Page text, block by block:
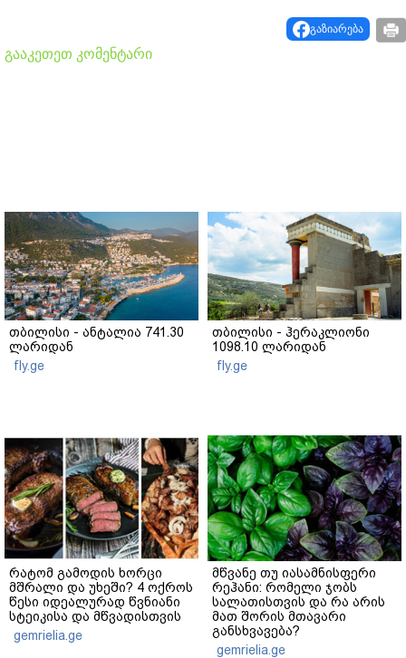
გაზიარება
გააკეთეთ კომენტარი
თბილისი - ანტალია 741.30
ლარიდან
fly.ge
თბილისი - ჰერაკლიონი
1098.10 ლარიდან
fly.ge
რატომ გამოდის ხორცი
მშრალი და უხეში? 4 ოქროს
წესი იდეალურად წვნიანი
სტეიკისა და მწვადისთვის
gemrielia.ge
მწვანე თუ იასამნისფერი
რეჰანი: რომელი ჯობს
სალათისთვის და რა არის
მათ შორის მთავარი
განსხვავება?
gemrielia.ge